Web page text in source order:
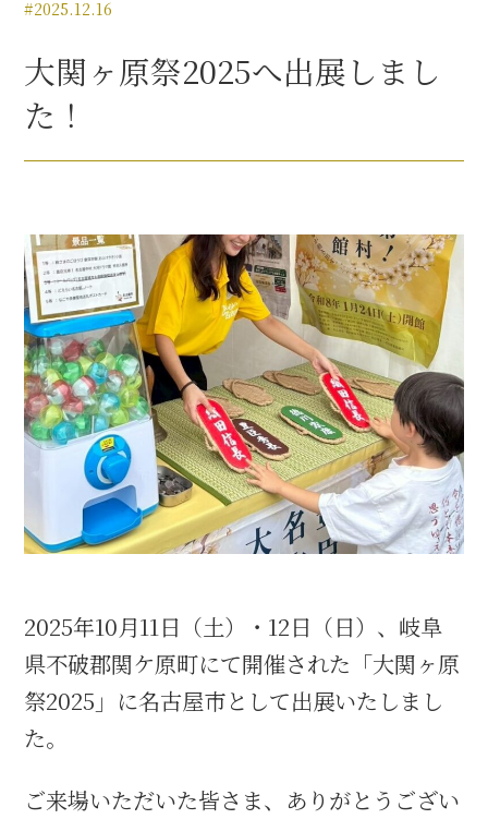
秀長関連 史跡 一覧
秀長グルメ・土産一覧
豊臣秀吉と名古屋の関係
秀吉関連 史跡 一覧
秀吉グルメ・土産 一覧
秀吉功路
信長関連 史跡 一覧
信長グルメ・土産一覧
#2025.12.16
大関ヶ原祭2025へ出展しまし
た！
2025年10月11日（土）・12日（日）、岐阜
県不破郡関ケ原町にて開催された「大関ヶ原
祭2025」に名古屋市として出展いたしまし
た。
ご来場いただいた皆さま、ありがとうござい